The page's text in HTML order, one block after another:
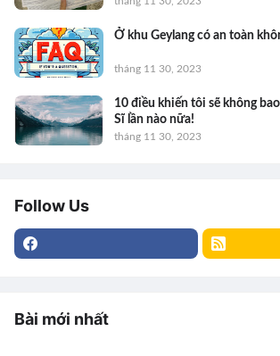
Ở khu Geylang có an toàn
tháng 11 30, 2023
10 điều khiến tôi sẽ không
Sĩ lần nào nữa!
tháng 11 30, 2023
Follow Us
Bài mới nhất